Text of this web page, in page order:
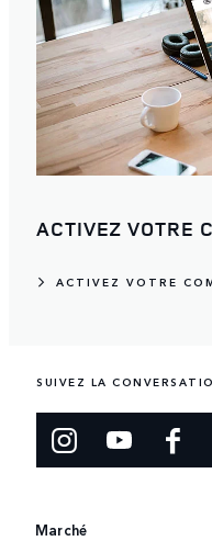
ACTIVEZ VOTRE
ACTIVEZ VOTRE
SUIVEZ LA
Marché